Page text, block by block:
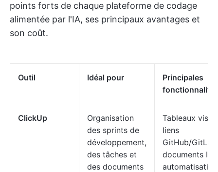
points forts de chaque plateforme de codage
alimentée par l'IA, ses principaux avantages et
son coût.
Outil Idéal pour
Principales
ClickUp
Organisation
des sprints de
développement,
des tâches et
des documents
Tableaux
liens
GitHub/GitLab,
documents IA,
automatisation